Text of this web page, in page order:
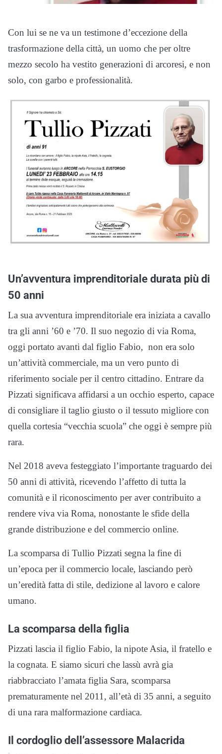
Con lui se ne va un testimone d’eccezione della
trasformazione della città, un uomo che per oltre
mezzo secolo ha vestito generazioni di arcoresi, e non
solo, con garbo e professionalità.
Un’avventura imprenditoriale durata più di
50 anni
La sua avventura imprenditoriale era iniziata a cavallo
tra gli anni ’60 e ’70. Il suo negozio di via Roma,
oggi portato avanti dal figlio Fabio, non era solo
un’attività commerciale, ma un vero punto di
riferimento sociale per il centro cittadino. Entrare da
Pizzati significava affidarsi a un occhio esperto, capace
di consigliare il taglio giusto o il tessuto migliore con
quella cortesia “vecchia scuola” che oggi è sempre più
rara.
Nel 2018 aveva festeggiato l’importante traguardo dei
50 anni di attività, ricevendo l’affetto di tutta la
comunità e il riconoscimento per aver contribuito a
rendere viva via Roma, nonostante le sfide della
grande distribuzione e del commercio online.
La scomparsa di Tullio Pizzati segna la fine di
un’epoca per il commercio locale, lasciando però
un’eredità fatta di stile, dedizione al lavoro e calore
umano.
La scomparsa della figlia
Pizzati lascia il figlio Fabio, la nipote Asia, il fratello e
la cognata. E siamo sicuri che lassù avrà gia
riabbracciato l’amata figlia Sara, scomparsa
prematuramente nel 2011, all’età di 35 anni, a seguito
di una rara malformazione cardiaca.
Il cordoglio dell’assessore Malacrida